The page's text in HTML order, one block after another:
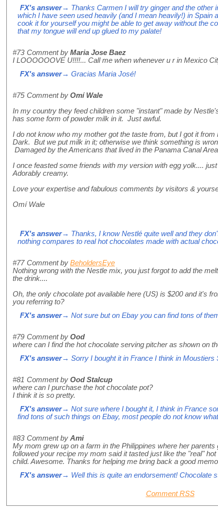
FX's answer→ Thanks Carmen I will try ginger and the other
which I have seen used heavily (and I mean heavily!) in Spain
cook it for yourself you might be able to get away without the
that my tongue will end up glued to my palate!
#73 Comment by Maria Jose Baez
I LOOOOOOVE U!!!!... Call me when whenever u r in Mexico
FX's answer→ Gracias Maria José!
#75 Comment by Omí Wale
In my country they feed children some "instant" made by
has some form of powder milk in it. Just awful.
I do not know who my mother got the taste from, but I got it
Dark. But we put milk in it; otherwise we think something is
Damaged by the Americans that lived in the Panama Canal
I once feasted some friends with my version with egg yolk....
Adorably creamy.
Love your expertise and fabulous comments by visitors &
Omí Wale
FX's answer→ Thanks, I know Nestlé quite well and they
nothing compares to real hot chocolates made with actual
#77 Comment by BeholdersEye
Nothing wrong with the Nestle mix, you just forgot to add the
the drink....
Oh, the only chocolate pot available here (US) is $200 and it's
you referring to?
FX's answer→ Not sure but on Ebay you can find tons of
#79 Comment by Ood
where can I find the hot chocolate serving pitcher as shown on
FX's answer→ Sorry I bought it in France I think in Moustiers
#81 Comment by Ood Stalcup
where can I purchase the hot chocolate pot?
I think it is so pretty.
FX's answer→ Not sure where I bought it, I think in France
find tons of such things on Ebay, most people do not know
#83 Comment by Ami
My mom grew up on a farm in the Philippines where her
followed your recipe my mom said it tasted just like the "real"
child. Awesome. Thanks for helping me bring back a good
FX's answer→ Well this is quite an endorsement! Chocolate
Comment RSS